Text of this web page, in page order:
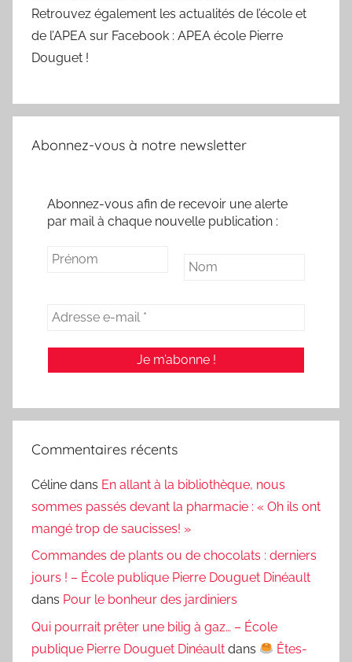
Retrouvez également les actualités de l’école et
de l’APEA sur Facebook : APEA école Pierre
Douguet !
Abonnez-vous à notre newsletter
Abonnez-vous afin de recevoir une alerte
par mail à chaque nouvelle publication :
Commentaires récents
Céline dans En allant à la bibliothèque, nous
sommes passés devant la pharmacie : « Oh ils ont
mangé trop de saucisses! »
Commandes de plants ou de chocolats : derniers
jours ! – École publique Pierre Douguet Dinéault
dans Pour le bonheur des jardiniers
Qui pourrait prêter une bilig à gaz… – École
publique Pierre Douguet Dinéault dans
Êtes-